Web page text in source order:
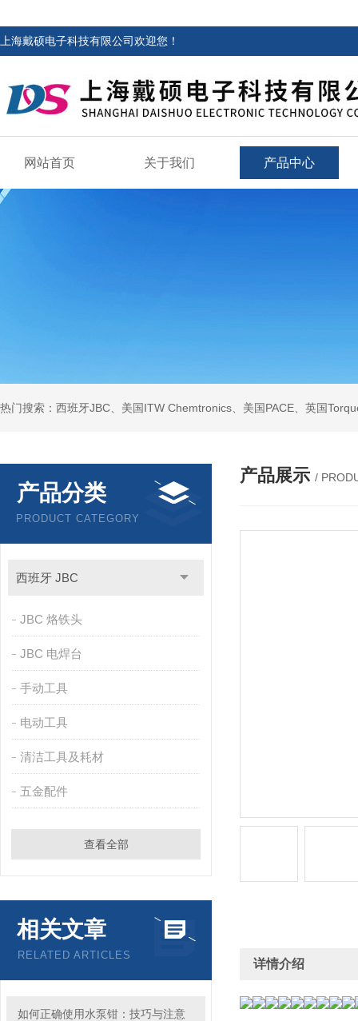
上海戴硕电子科技有限公司欢迎您！
网站首页 关于我们 产品中心
产品分类
PRODUCT CATEGORY
西班牙 JBC
JBC 烙铁头
JBC 电焊台
手动工具
电动工具
清洁工具及耗材
五金配件
查看全部
相关文章
RELATED ARTICLES
如何正确使用水泵钳：技巧与注意
产品展示 /
详情介绍